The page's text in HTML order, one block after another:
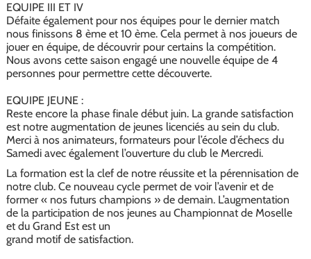
EQUIPE III ET IV
Défaite également pour nos équipes pour le dernier match
nous finissons 8 ème et 10 ème. Cela permet à nos joueurs de
jouer en équipe, de découvrir pour certains la compétition.
Nous avons cette saison engagé une nouvelle équipe de 4
personnes pour permettre cette découverte.
EQUIPE JEUNE :
Reste encore la phase finale début juin. La grande satisfaction
est notre augmentation de jeunes licenciés au sein du club.
Merci à nos animateurs, formateurs pour l’école d’échecs du
Samedi avec également l’ouverture du club le Mercredi.
La formation est la clef de notre réussite et la pérennisation de
notre club. Ce nouveau cycle permet de voir l’avenir et de
former « nos futurs champions » de demain. L’augmentation
de la participation de nos jeunes au Championnat de Moselle
et du Grand Est est un
grand motif de satisfaction.